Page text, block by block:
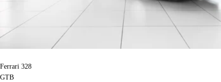
Ferrari 328
GTB